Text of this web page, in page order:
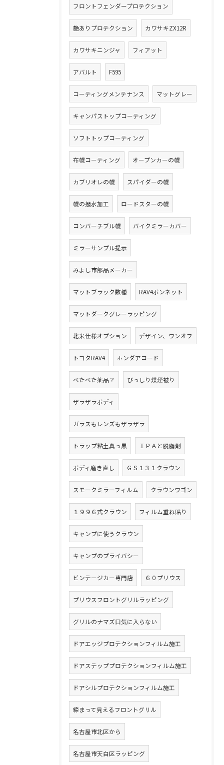
フロントフェンダープロテクション
艶ありプロテクション カワサキZX12R
カワサキニンジャ フィアット
アバルト F595
コーティングメンテナンス マットグレー
キャンパストップコーティング
ソフトトップコーティング
布幌コーティング オープンカーの幌
カブリオレの幌 スパイダーの幌
幌の撥水加工 ロードスターの幌
コンバーチブル幌 バイクミラーカバー
ミラーサンプル提示
みよし市部品メーカー
マットブラック数種 RAV4ボンネット
マットダークグレーラッピング
北米仕様オプション デザイン、ワンオフ
トヨタRAV4 ホンダアコード
べたべた薬品？ びっしり煤煙被り
ザラザラボディ
ガラスもレンズもザラザラ
トラップ粘土真っ黒 ＩＰＡと脱脂剤
ボディ磨き直し ＧＳ１３１クラウン
スモークミラーフィルム クラウンワゴン
１９９６式クラウン フィルム重ね貼り
キャンプに使うクラウン
キャンプのプライバシー
ビンテージカー専門店 ６０プリウス
プリウスフロントグリルラッピング
グリルのナマズ口気に入らない
ドアエッジプロテクションフィルム施工
ドアステッププロテクションフィルム施工
ドアシルプロテクションフィルム施工
締まって見えるフロントグリル
名古屋市北区から
名古屋市天白区ラッピング